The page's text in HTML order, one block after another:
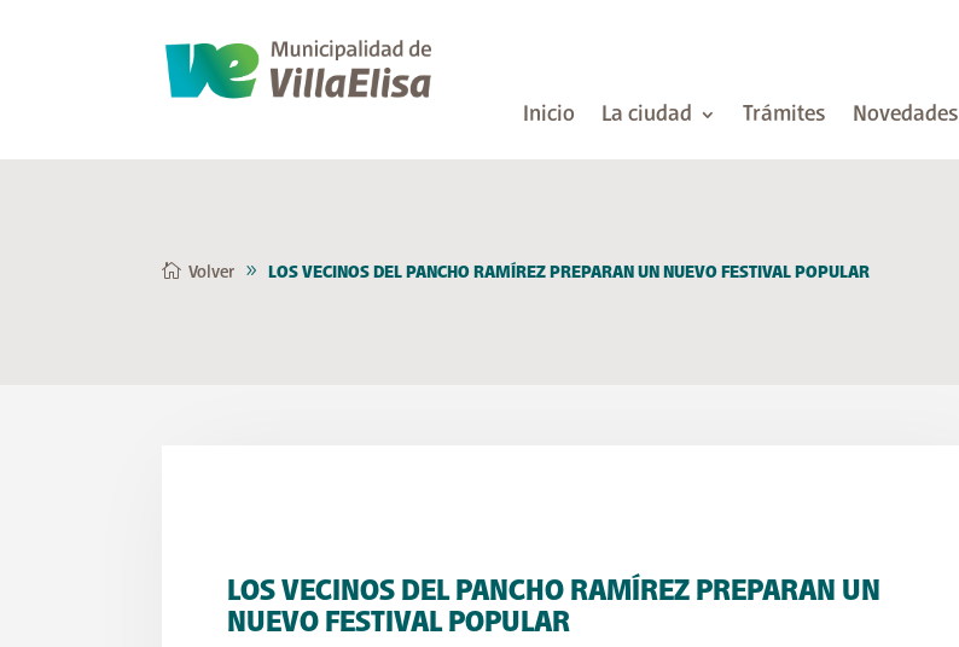
Inicio La ciudad Trámites Novedades
Volver LOS VECINOS DEL PANCHO RAMÍREZ PREPARAN UN NUEVO FESTIVAL POPULAR
LOS VECINOS DEL PANCHO RAMÍREZ PREPARAN UN
NUEVO FESTIVAL POPULAR